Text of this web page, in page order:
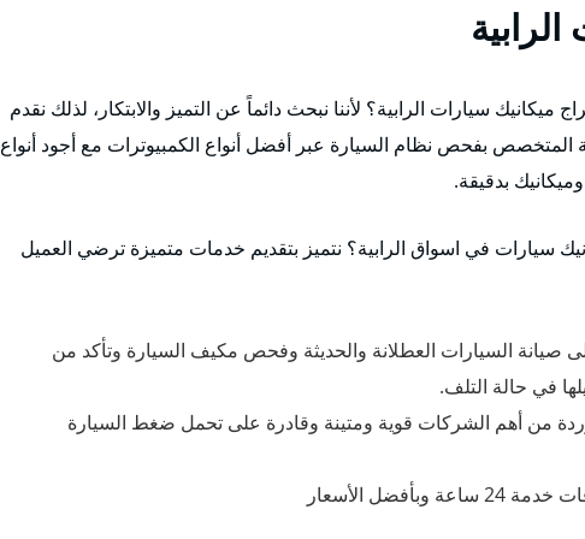
سيارات الرابية؟ لأننا نبحث دائماً عن التميز والابتكار، لذلك نقدم
المتخصص بفحص نظام السيارة عبر أفضل أنواع الكمبيوترات مع أجود أنواع
بدقيقة.
سيارات في اسواق الرابية؟ نتميز بتقديم خدمات متميزة ترضي العميل
صيانة السيارات العطلانة والحديثة وفحص مكيف السيارة وتأكد من
في حالة التلف.
من أهم الشركات قوية ومتينة وقادرة على تحمل ضغط السيارة
الأسعار